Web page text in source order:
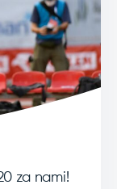
za nami!